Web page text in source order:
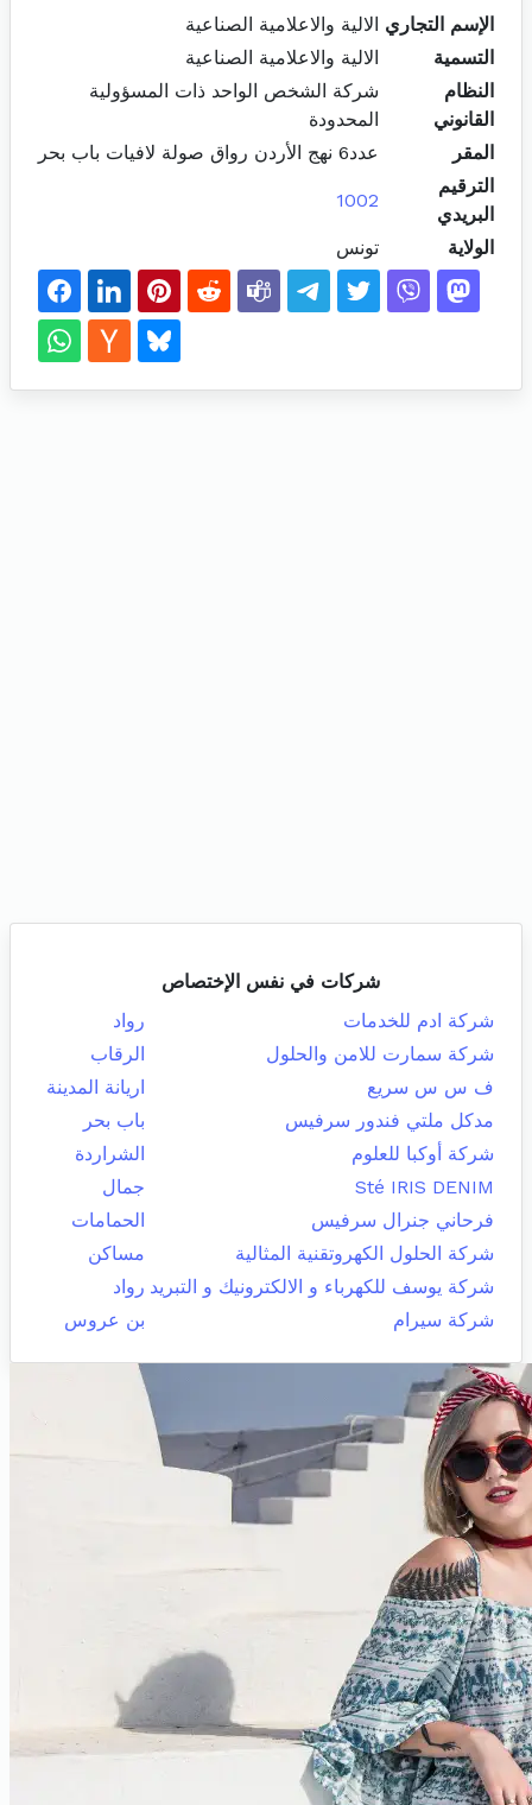
الإسم التجاري الالية والاعلامية الصناعية
التسمية
الالية والاعلامية الصناعية
النظام
القانوني
شركة الشخص الواحد ذات المسؤولية
المحدودة
المقر
عدد6 نهج الأردن رواق صولة لافيات باب بحر
الترقيم
البريدي
1002
الولاية تونس
شركات في نفس الإختصاص
شركة ادم للخدمات
رواد
شركة سمارت للامن والحلول
الرقاب
ف س س سريع
اريانة المدينة
مدكل ملتي فندور سرفيس
باب بحر
شركة أوكبا للعلوم
الشراردة
Sté IRIS DENIM
جمال
فرحاني جنرال سرفيس
الحمامات
شركة الحلول الكهروتقنية المثالية
مساكن
شركة يوسف للكهرباء و الالكترونيك و التبريد رواد
شركة سيرام
بن عروس